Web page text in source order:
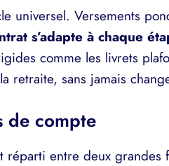
universel. Versements
s’adapte à chaque
comme les livrets
retraite, sans jamais
de compte
entre deux grandes